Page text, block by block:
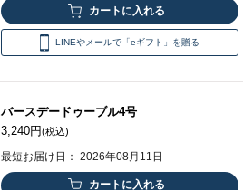
LINEやメールで「eギフト」を贈る
バースデードゥーブル4号
3,240円(税込)
最短お届け日： 2026年08月11日